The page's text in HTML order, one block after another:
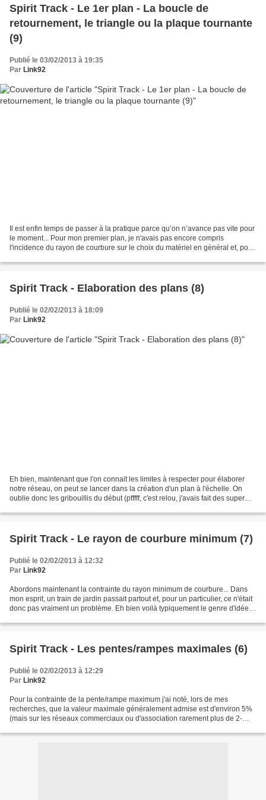
Spirit Track - Le 1er plan - La boucle de
retournement, le triangle ou la plaque tournante
(9)
Publié le 03/02/2013 à 19:35
Par Link92
Il est enfin temps de passer à la pratique parce qu’on n’avance pas vite pour
le moment... Pour mon premier plan, je n'avais pas encore compris
l'incidence du rayon de courbure sur le choix du matériel en général et, pour
Spirit Track - Elaboration des plans (8)
Publié le 02/02/2013 à 18:09
Par Link92
Eh bien, maintenant que l'on connait les limites à respecter pour élaborer
notre réseau, on peut se lancer dans la création d'un plan à l'échelle. On
oublie donc les gribouillis du début (pfffff, c'est relou, j'avais fait des super
Spirit Track - Le rayon de courbure minimum (7)
Publié le 02/02/2013 à 12:32
Par Link92
Abordons maintenant la contrainte du rayon minimum de courbure... Dans
mon esprit, un train de jardin passait partout et, pour un particulier, ce n'était
donc pas vraiment un problème. Eh bien voilà typiquement le genre d'idées
Spirit Track - Les pentes/rampes maximales (6)
Publié le 02/02/2013 à 12:29
Par Link92
Pour la contrainte de la pente/rampe maximum j'ai noté, lors de mes
recherches, que la valeur maximale généralement admise est d'environ 5%
(mais sur les réseaux commerciaux ou d'association rarement plus de 2-